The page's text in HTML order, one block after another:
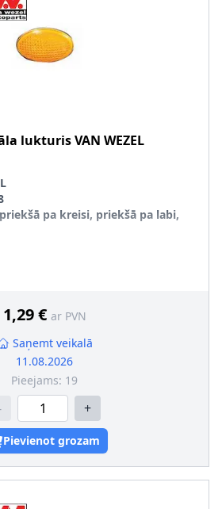
lukturisVAN WEZEL
priekšā pa kreisi, priekšā pa labi,
1,29 € ar PVN
Saņemt veikalā
11.08.2026
Pieejams: 19
+
Pievienot grozam